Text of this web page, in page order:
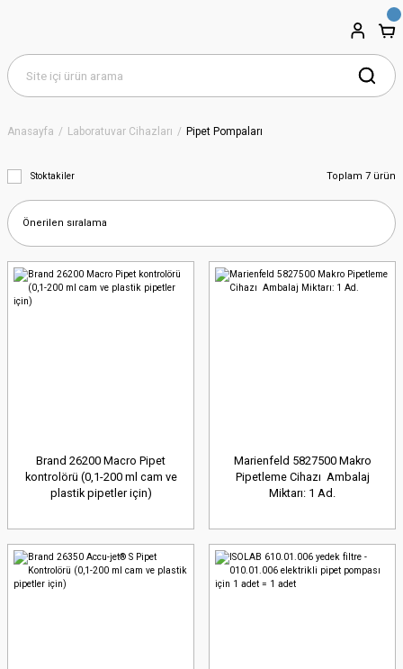
Anasayfa Laboratuvar Cihazları Pipet Pompaları
Stoktakiler Toplam 7 ürün
Brand 26200 Macro Pipet
kontrolörü (0,1-200 ml cam ve
plastik pipetler için)
Marienfeld 5827500 Makro
Pipetleme Cihazı Ambalaj
Miktarı: 1 Ad.